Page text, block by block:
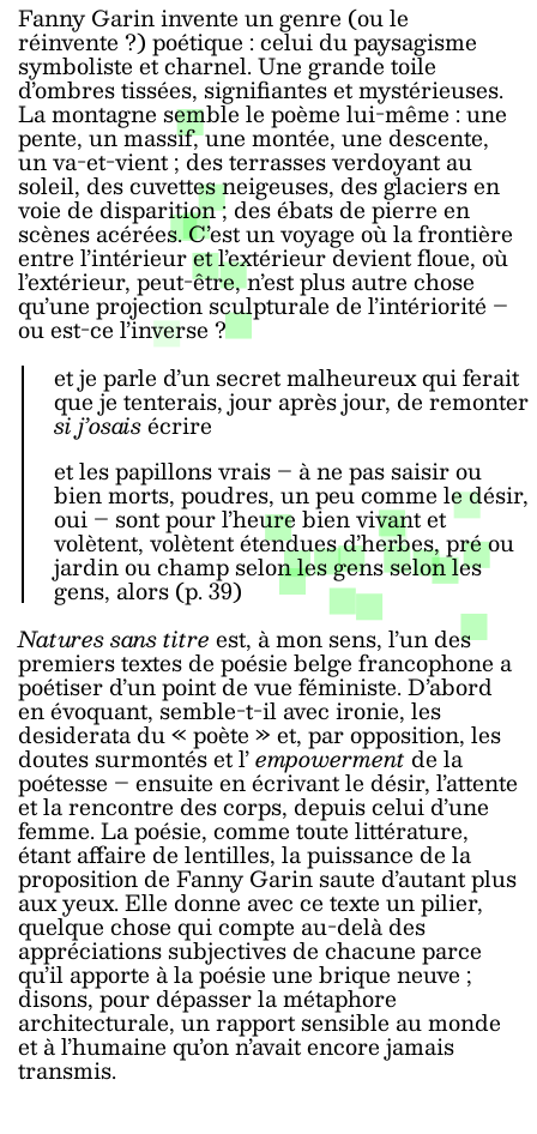
Fanny Garin invente un genre (ou le
réinvente ?) poétique : celui du paysagisme
symboliste et charnel. Une grande toile
d’ombres tissées, signifiantes et mystérieuses.
La montagne semble le poème lui-même : une
pente, un massif, une montée, une descente,
un va-et-vient ; des terrasses verdoyant au
soleil, des cuvettes neigeuses, des glaciers en
voie de disparition ; des ébats de pierre en
scènes acérées. C’est un voyage où la frontière
entre l’intérieur et l’extérieur devient floue, où
l’extérieur, peut-être, n’est plus autre chose
qu’une projection sculpturale de l’intériorité –
ou est-ce l’inverse ?
et je parle d’un secret malheureux qui ferait
que je tenterais, jour après jour, de remonter
si j’osaisécrire
et les papillons vrais – à ne pas saisir ou
bien morts, poudres, un peu comme le désir,
oui – sont pour l’heure bien vivant et
volètent, volètent étendues d’herbes, pré ou
jardin ou champ selon les gens selon les
gens, alors (p. 39)
Natures sans titreest, à mon sens, l’un des
premiers textes de poésie belge francophone a
poétiser d’un point de vue féministe. D’abord
en évoquant, semble-t-il avec ironie, les
desiderata du « poète » et, par opposition, les
doutes surmontés et l’empowerment de la
poétesse – ensuite en écrivant le désir, l’attente
et la rencontre des corps, depuis celui d’une
femme. La poésie, comme toute littérature,
étant affaire de lentilles, la puissance de la
proposition de Fanny Garin saute d’autant plus
aux yeux. Elle donne avec ce texte un pilier,
quelque chose qui compte au-delà des
appréciations subjectives de chacune parce
qu’il apporte à la poésie une brique neuve ;
disons, pour dépasser la métaphore
architecturale, un rapport sensible au monde
et à l’humaine qu’on n’avait encore jamais
transmis.